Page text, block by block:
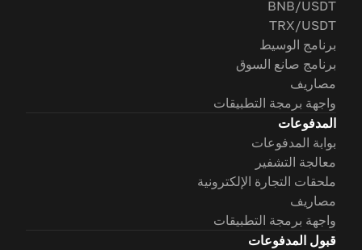
BNB/USDT
TRX/USDT
برنامج الوسيط
برنامج صانع السوق
مصاريف
واجهة برمجة التطبيقات
المدفوعات
بوابة المدفوعات
معالجة التشفير
ملحقات التجارة الإلكترونية
مصاريف
واجهة برمجة التطبيقات
قبول المدفوعات